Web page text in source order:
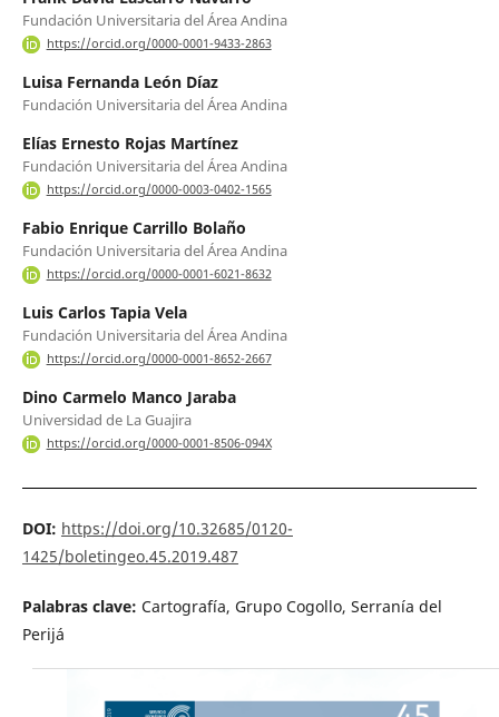
Fundación Universitaria del Área Andina
https://orcid.org/0000-0001-9433-2863
Luisa Fernanda León Díaz
Fundación Universitaria del Área Andina
Elías Ernesto Rojas Martínez
Fundación Universitaria del Área Andina
https://orcid.org/0000-0003-0402-1565
Fabio Enrique Carrillo Bolaño
Fundación Universitaria del Área Andina
https://orcid.org/0000-0001-6021-8632
Luis Carlos Tapia Vela
Fundación Universitaria del Área Andina
https://orcid.org/0000-0001-8652-2667
Dino Carmelo Manco Jaraba
Universidad de La Guajira
https://orcid.org/0000-0001-8506-094X
DOI: https://doi.org/10.32685/0120-
1425/boletingeo.45.2019.487
Palabras clave: Cartografía, Grupo Cogollo, Serranía del
Perijá